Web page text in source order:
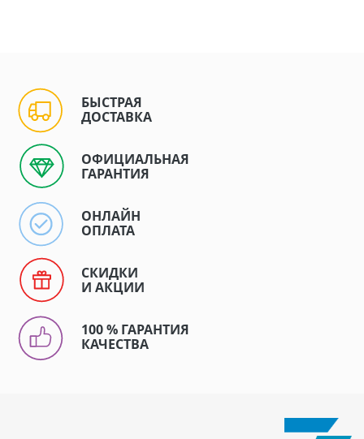
БЫСТРАЯ
ДОСТАВКА
ОФИЦИАЛЬНАЯ
ГАРАНТИЯ
ОНЛАЙН
ОПЛАТА
СКИДКИ
И АКЦИИ
100 % ГАРАНТИЯ
КАЧЕСТВА